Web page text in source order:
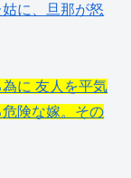
に、旦那が怒
に 友人を平気
険な嫁。その